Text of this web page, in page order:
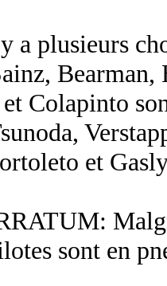
a plusieurs
Colapinto
et
sont en